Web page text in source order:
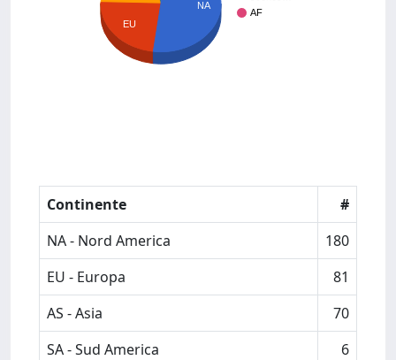
AF
EU
NA
Continente
#
NA - Nord America
180
EU - Europa
81
AS - Asia
70
SA - Sud America
6